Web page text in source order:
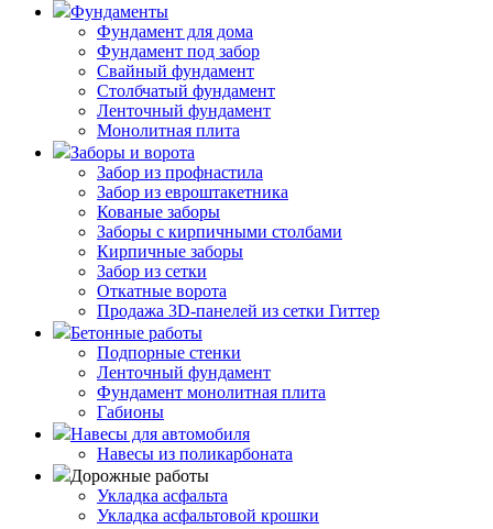
Фундаменты
Фундамент для дома
Фундамент под забор
Свайный фундамент
Столбчатый фундамент
Ленточный фундамент
Монолитная плита
Заборы и ворота
Забор из профнастила
Забор из евроштакетника
Кованые заборы
Заборы с кирпичными столбами
Кирпичные заборы
Забор из сетки
Откатные ворота
Продажа 3D-панелей из сетки Гиттер
Бетонные работы
Подпорные стенки
Ленточный фундамент
Фундамент монолитная плита
Габионы
Навесы для автомобиля
Навесы из поликарбоната
Дорожные работы
Укладка асфальта
Укладка асфальтовой крошки